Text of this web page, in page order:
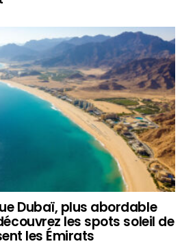
Dubaï, plus abordable
les spots soleil de
les Émirats